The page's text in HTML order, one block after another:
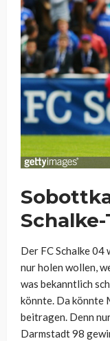
Der FC Schalke
nur holen wollen,
was bekanntlich
könnte. Da könnte
beitragen. Denn
Darmstadt 98